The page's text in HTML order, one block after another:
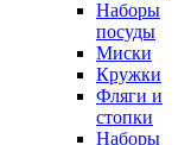
Наборы
посуды
Миски
Кружки
Фляги и
стопки
Наборы